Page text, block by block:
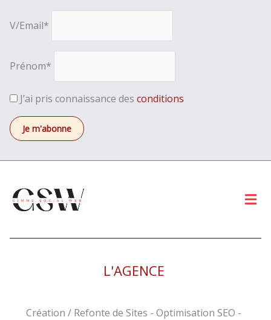
V/Email*
Prénom*
J’ai pris connaissance des conditions
L'AGENCE
Création / Refonte de Sites - Optimisation SEO -